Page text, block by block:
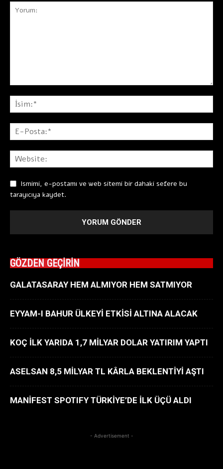
Ismimi, e-postamı ve web sitemi bir dahaki sefere bu
tarayıcıya kaydet.
GÖZDEN GEÇİRİN
GALATASARAY HEM ALMIYOR HEM SATMIYOR
EYYAM-I BAHUR ÜLKEYİ ETKİSİ ALTINA ALACAK
KOÇ İLK YARIDA 1,7 MİLYAR DOLAR YATIRIM YAPTI
ASELSAN 8,5 MİLYAR TL KÂRLA BEKLENTİYİ AŞTI
MANİFEST SPOTIFY TÜRKİYE’DE İLK ÜÇÜ ALDI
- Advertisement -